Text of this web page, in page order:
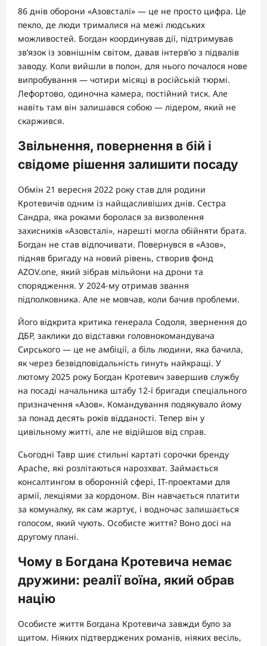
86 днів оборони «Азовсталі» — це не просто цифра. Це
пекло, де люди трималися на межі людських
можливостей. Богдан координував дії, підтримував
зв’язок із зовнішнім світом, давав інтерв’ю з підвалів
заводу. Коли вийшли в полон, для нього почалося нове
випробування — чотири місяці в російській тюрмі.
Лефортово, одиночна камера, постійний тиск. Але
навіть там він залишався собою — лідером, який не
скаржився.
Звільнення, повернення в бій і
свідоме рішення залишити посаду
Обмін 21 вересня 2022 року став для родини
Кротевичів одним із найщасливіших днів. Сестра
Сандра, яка роками боролася за визволення
захисників «Азовсталі», нарешті могла обійняти брата.
Богдан не став відпочивати. Повернувся в «Азов»,
підняв бригаду на новий рівень, створив фонд
AZOV.one, який зібрав мільйони на дрони та
спорядження. У 2024-му отримав звання
підполковника. Але не мовчав, коли бачив проблеми.
Його відкрита критика генерала Содоля, звернення до
ДБР, заклики до відставки головнокомандувача
Сирського — це не амбіції, а біль людини, яка бачила,
як через безвідповідальність гинуть найкращі. У
лютому 2025 року Богдан Кротевич завершив службу
на посаді начальника штабу 12-ї бригади спеціального
призначення «Азов». Командування подякувало йому
за понад десять років відданості. Тепер він у
цивільному житті, але не відійшов від справ.
Сьогодні Тавр шиє стильні картаті сорочки бренду
Apache, які розлітаються нарозхват. Займається
консалтингом в оборонній сфері, IT-проектами для
армії, лекціями за кордоном. Він навчається платити
за комуналку, як сам жартує, і водночас залишається
голосом, який чують. Особисте життя? Воно досі на
другому плані.
Чому в Богдана Кротевича немає
дружини: реалії воїна, який обрав
націю
Особисте життя Богдана Кротевича завжди було за
щитом. Ніяких підтверджених романів, ніяких весіль,